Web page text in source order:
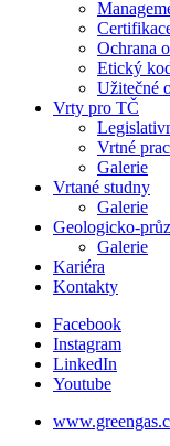
Ochrana
Etický
Užitečné
Vrty pro TČ
Vrtné
Galerie
Vrtané studny
Galerie
Geologicko-
Galerie
Kariéra
Kontakty
Facebook
Instagram
LinkedIn
Youtube